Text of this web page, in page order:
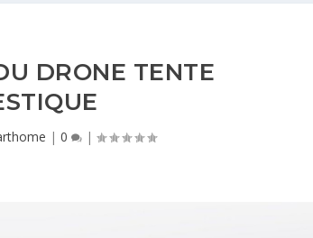
DRONE TENTE
| 0 |